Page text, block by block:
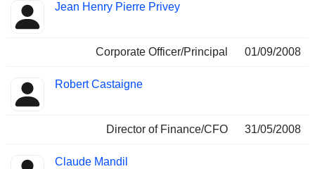
Jean Henry Pierre Privey
Corporate Officer/Principal 01/09/2008
Robert Castaigne
Director of Finance/CFO 31/05/2008
Claude Mandil